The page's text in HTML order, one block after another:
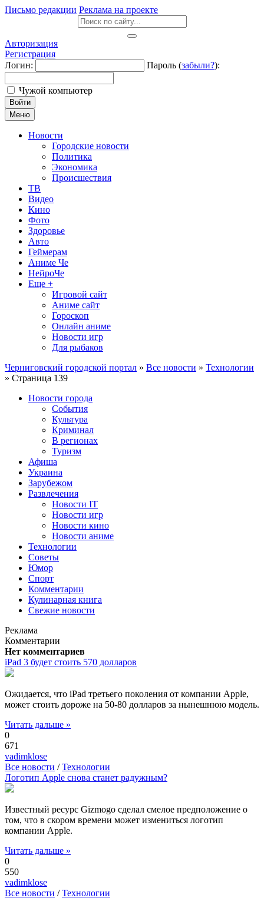
Письмо редакции Реклама на проекте
Авторизация
Регистрация
Логин:
Пароль (забыли?):
Чужой компьютер
Войти
Меню
Новости
Городские новости
Политика
Экономика
Происшествия
ТВ
Видео
Кино
Фото
Здоровье
Авто
Геймерам
Аниме Че
НейроЧе
Еще +
Игровой сайт
Аниме сайт
Гороскоп
Онлайн аниме
Новости игр
Для рыбаков
Черниговский городской портал » Все новости » Технологии
» Страница 139
Новости города
События
Культура
Криминал
В регионах
Туризм
Афиша
Украина
Зарубежом
Развлечения
Новости IT
Новости игр
Новости кино
Новости аниме
Технологии
Советы
Юмор
Спорт
Комментарии
Кулинарная книга
Свежие новости
Реклама
Комментарии
Нет комментариев
iPad 3 будет стоить 570 долларов
Ожидается, что iPad третьего поколения от компании Apple,
может стоить дороже на 50-80 долларов за нынешнюю модель.
Читать дальше »
0
671
vadimklose
Все новости /Технологии
Логотип Apple снова станет радужным?
Известный ресурс Gizmogo сделал смелое предположение о
том, что в скором времени может измениться логотип
компании Apple.
Читать дальше »
0
550
vadimklose
Все новости /Технологии